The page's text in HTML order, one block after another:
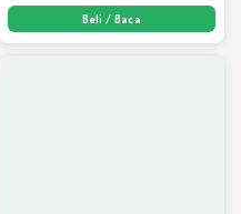
Beli / Baca